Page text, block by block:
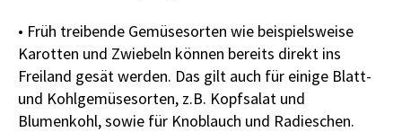
• Früh treibende Gemüsesorten wie beispielsweise
Karotten und Zwiebeln können bereits direkt ins
Freiland gesät werden. Das gilt auch für einige Blatt-
und Kohlgemüsesorten, z.B. Kopfsalat und
Blumenkohl, sowie für Knoblauch und Radieschen.